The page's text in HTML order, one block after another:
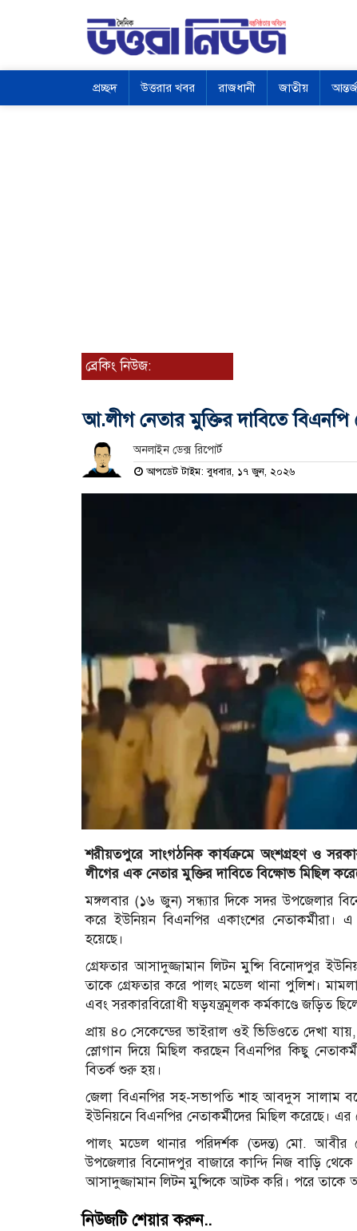
প্রচ্ছদ উত্তরার খবর রাজধানী জাতীয়
ব্রেকিং নিউজ:
আ.লীগ নেতার মুক্তির দাবিতে বিএনপি
অনলাইন ডেক্স রিপোর্ট
আপডেট টাইম: বুধবার, ১৭ জুন, ২০২৬
শরীয়তপুরে সাংগঠনিক কার্যক্রমে অংশগ্রহণ ও
লীগের এক নেতার মুক্তির দাবিতে বিক্ষোভ মিছিল
মঙ্গলবার (১৬ জুন) সন্ধ্যার দিকে সদর উপজেলার
করে ইউনিয়ন বিএনপির একাংশের
হয়েছে।
গ্রেফতার আসাদুজ্জামান লিটন মুন্সি বিনোদপুর
তাকে গ্রেফতার করে পালং মডেল থানা পুলিশ।
এবং সরকারবিরোধী ষড়যন্ত্রমূলক কর্মকাণ্ডে জড়িত
প্রায় ৪০ সেকেন্ডের ভাইরাল ওই ভিডিওতে দেখা
স্লোগান দিয়ে মিছিল করছেন বিএনপির কিছু
বিতর্ক শুরু হয়।
জেলা বিএনপির সহ-সভাপতি শাহ আবদুস সালাম
ইউনিয়নে বিএনপির নেতাকর্মীদের মিছিল করেছে।
পালং মডেল থানার পরিদর্শক (তদন্ত) মো.
উপজেলার বিনোদপুর বাজারে কান্দি নিজ বাড়ি
আসাদুজ্জামান লিটন মুন্সিকে আটক করি। পরে তাকে
নিউজটি শেয়ার করুন..